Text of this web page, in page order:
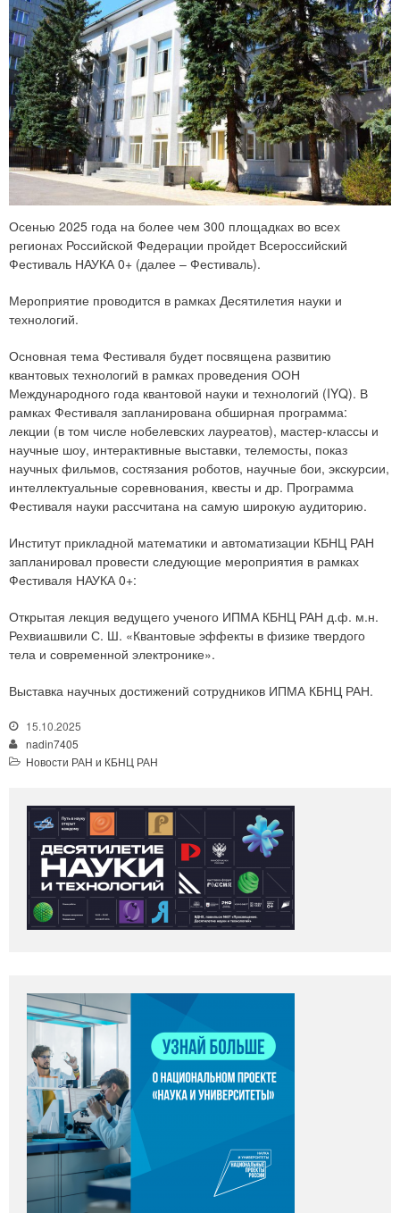
Осенью 2025 года на более чем 300 площадках во всех
регионах Российской Федерации пройдет Всероссийский
Фестиваль НАУКА 0+ (далее – Фестиваль).
Мероприятие проводится в рамках Десятилетия науки и
технологий.
Основная тема Фестиваля будет посвящена развитию
квантовых технологий в рамках проведения ООН
Международного года квантовой науки и технологий (IYQ). В
рамках Фестиваля запланирована обширная программа:
лекции (в том числе нобелевских лауреатов), мастер-классы и
научные шоу, интерактивные выставки, телемосты, показ
научных фильмов, состязания роботов, научные бои, экскурсии,
интеллектуальные соревнования, квесты и др. Программа
Фестиваля науки рассчитана на самую широкую аудиторию.
Институт прикладной математики и автоматизации КБНЦ РАН
запланировал провести следующие мероприятия в рамках
Фестиваля НАУКА 0+:
Открытая лекция ведущего ученого ИПМА КБНЦ РАН д.ф. м.н.
Рехвиашвили С. Ш. «Квантовые эффекты в физике твердого
тела и современной электронике».
Выставка научных достижений сотрудников ИПМА КБНЦ РАН.
15.10.2025
nadin7405
Новости РАН и КБНЦ РАН